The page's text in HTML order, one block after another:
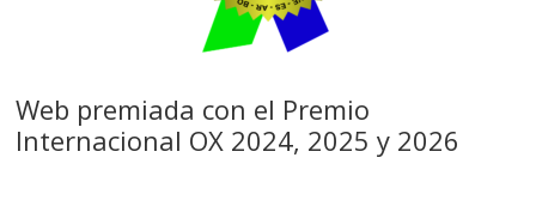
Web premiada con el Premio
Internacional OX 2024, 2025 y 2026